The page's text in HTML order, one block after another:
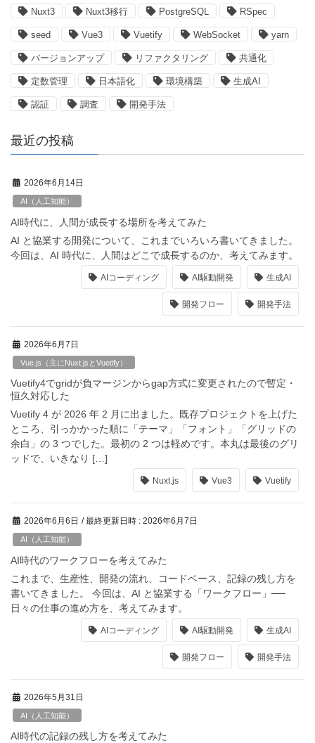
Nuxt3 Nuxt3移行 PostgreSQL RSpec
seed Vue3 Vuetify WebSocket yarn
バージョンアップ リファクタリング 共通化
定数管理 日本語化 環境構築 生成AI
認証 調査 開発手法
最近の投稿
2026年6月14日
AI（人工知能）
AI時代に、人間が成長する場所を考えてみた
AI と協業する開発について、これまでいろいろ書いてきました。
今回は、AI 時代に、人間はどこで成長するのか、考えてみます。
AIコーディング AI駆動開発 生成AI
開発フロー 開発手法
2026年6月7日
Vue.js（主にNuxt.jsとVuetify）
Vuetify4でgridが負マージンからgap方式に変更されたので暫定・
恒久対応した
Vuetify 4 が 2026 年 2 月に出ました。既存プロジェクトを上げた
ところ、引っかかった順に「テーマ」「フォント」「グリッドの
余白」の 3 つでした。最初の 2 つは軽めです。本丸は最後のグリ
ッドで、いきなり […]
Nuxt.js Vue3 Vuetify
2026年6月6日 / 最終更新日時 : 2026年6月7日
AI（人工知能）
AI時代のワークフローを考えてみた
これまで、生産性、開発の流れ、コードベース、記録の残し方を
書いてきました。 今回は、AI と協業する「ワークフロー」──
日々の仕事の進め方を、考えてみます。
AIコーディング AI駆動開発 生成AI
開発フロー 開発手法
2026年5月31日
AI（人工知能）
AI時代の記録の残し方を考えてみた